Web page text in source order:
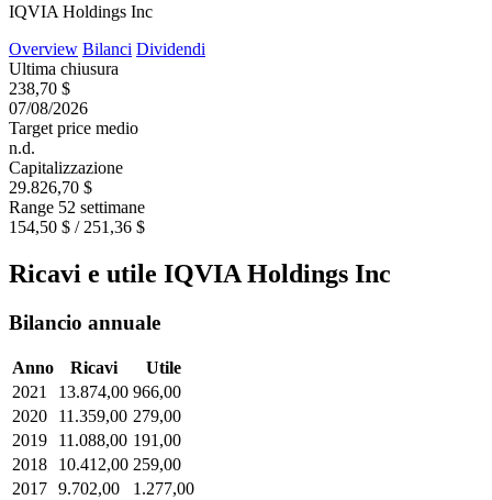
IQVIA Holdings Inc
Overview Bilanci Dividendi
Ultima chiusura
238,70 $
07/08/2026
Target price medio
n.d.
Capitalizzazione
29.826,70 $
Range 52 settimane
154,50 $ / 251,36 $
Ricavi e utile IQVIA Holdings Inc
Bilancio annuale
Anno Ricavi
Utile
2021
13.874,00 966,00
2020
11.359,00 279,00
2019
11.088,00 191,00
2018
10.412,00 259,00
2017 9.702,00 1.277,00